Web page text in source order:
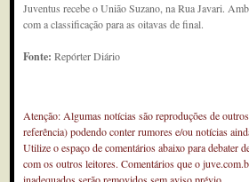
Juventus recebe o União Suzano, na Rua Javari.
com a classificação para as oitavas de final.
Fonte:Repórter Diário
Atenção: Algumas notícias são reproduções de
referência) podendo conter rumores e/ou notícias
Utilize o espaço de comentários abaixo para debater
com os outros leitores. Comentários que o